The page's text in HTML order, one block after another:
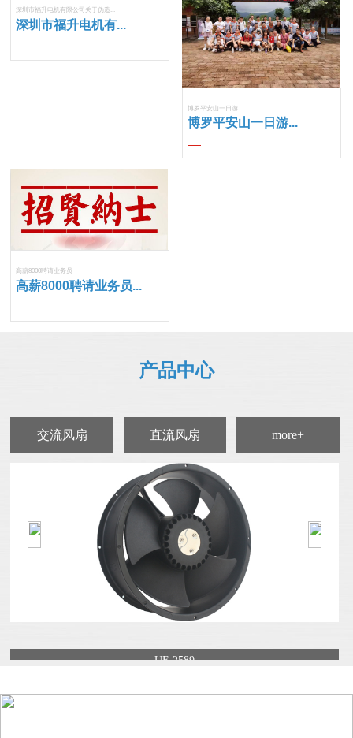
深圳市福升电机有限公司关于伪造...
深圳市福升电机有...
博罗平安山一日游
博罗平安山一日游...
高薪8000聘请业务员
高薪8000聘请业务员...
产品中心
交流风扇 直流风扇 more+
UF-2589